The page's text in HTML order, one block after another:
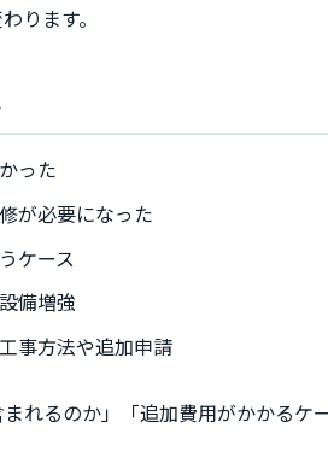
ります。
った
が必要になった
ケース
備増強
事方法や追加申請
れるのか」「追加費用がかかるケ